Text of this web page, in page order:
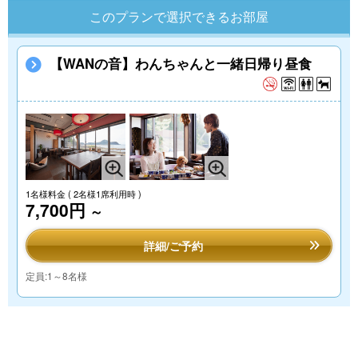
このプランで選択できるお部屋
【WANの音】わんちゃんと一緒日帰り昼食
1名様料金( 2名様1席利用時 )
7,700円 ～
詳細/ご予約
定員:1～8名様